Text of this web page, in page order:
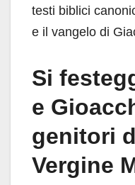
testi biblici
e il vangelo di
Si
e
genitori
Vergine